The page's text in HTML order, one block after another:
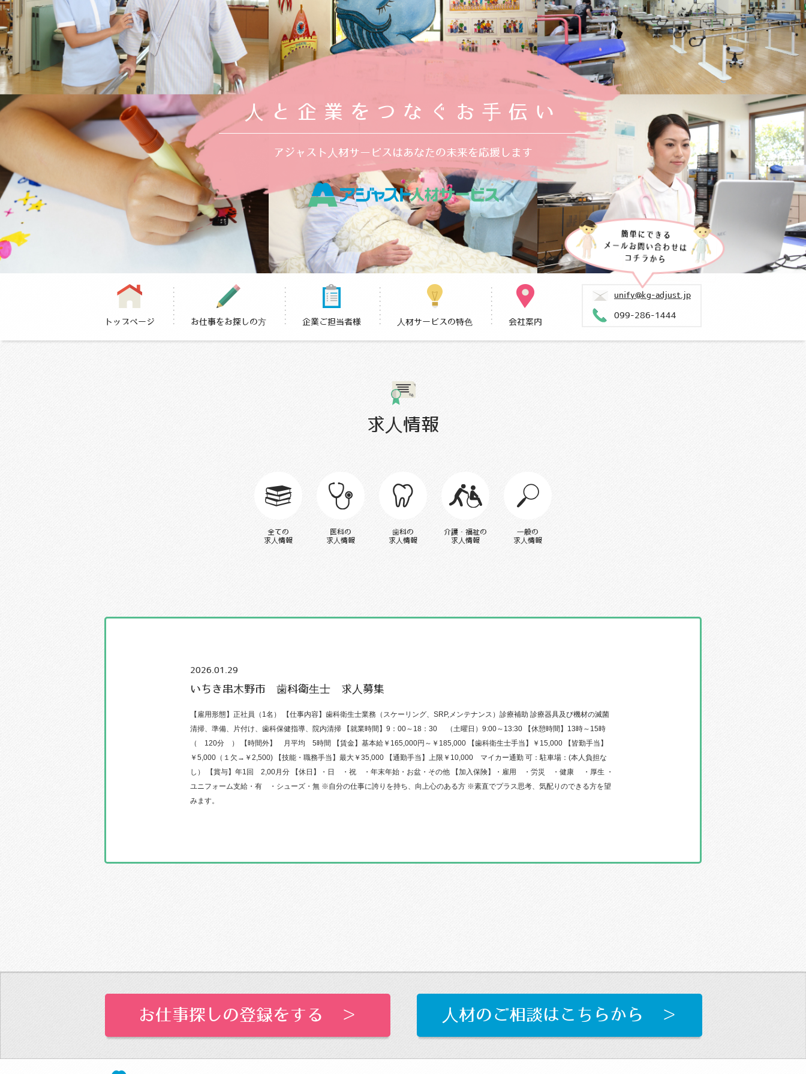
人と企業をつなぐお手伝い
アジャスト人材サービスはあなたの未来を応援します
アジャスト人材サービス
トップページ お仕事をお探しの方 企業ご担当者様 人材サービスの特色 会社案内
mail
unify@kg-adjust.jp
tell099-286-1444
求人情報
全ての
求人情報
医科の
求人情報
歯科の
求人情報
介護・福祉の
求人情報
一般の
求人情報
2026.01.29
いちき串木野市 歯科衛生士 求人募集
【雇用形態】正社員（1名） 【仕事内容】歯科衛生士業務（スケーリング、SRP,メンテナンス）診療補助 診療器具及び機材の滅菌
清掃、準備、片付け、歯科保健指導、院内清掃 【就業時間】9：00～18：30 （土曜日）9:00～13:30 【休憩時間】13時～15時
（ 120分 ） 【時間外】 月平均 5時間 【賃金】基本給￥165,000円～￥185,000 【歯科衛生士手当】￥15,000 【皆勤手当】
￥5,000（１欠→￥2,500) 【技能・職務手当】最大￥35,000 【通勤手当】上限￥10,000 マイカー通勤 可：駐車場：(本人負担な
し） 【賞与】年1回 2,00月分 【休日】・日 ・祝 ・年末年始・お盆・その他 【加入保険】・雇用 ・労災 ・健康 ・厚生 ・
ユニフォーム支給・有 ・シューズ・無 ※自分の仕事に誇りを持ち、向上心のある方 ※素直でプラス思考、気配りのできる方を望
みます。
お仕事探しの登録をする ＞ 人材のご相談はこちらから ＞